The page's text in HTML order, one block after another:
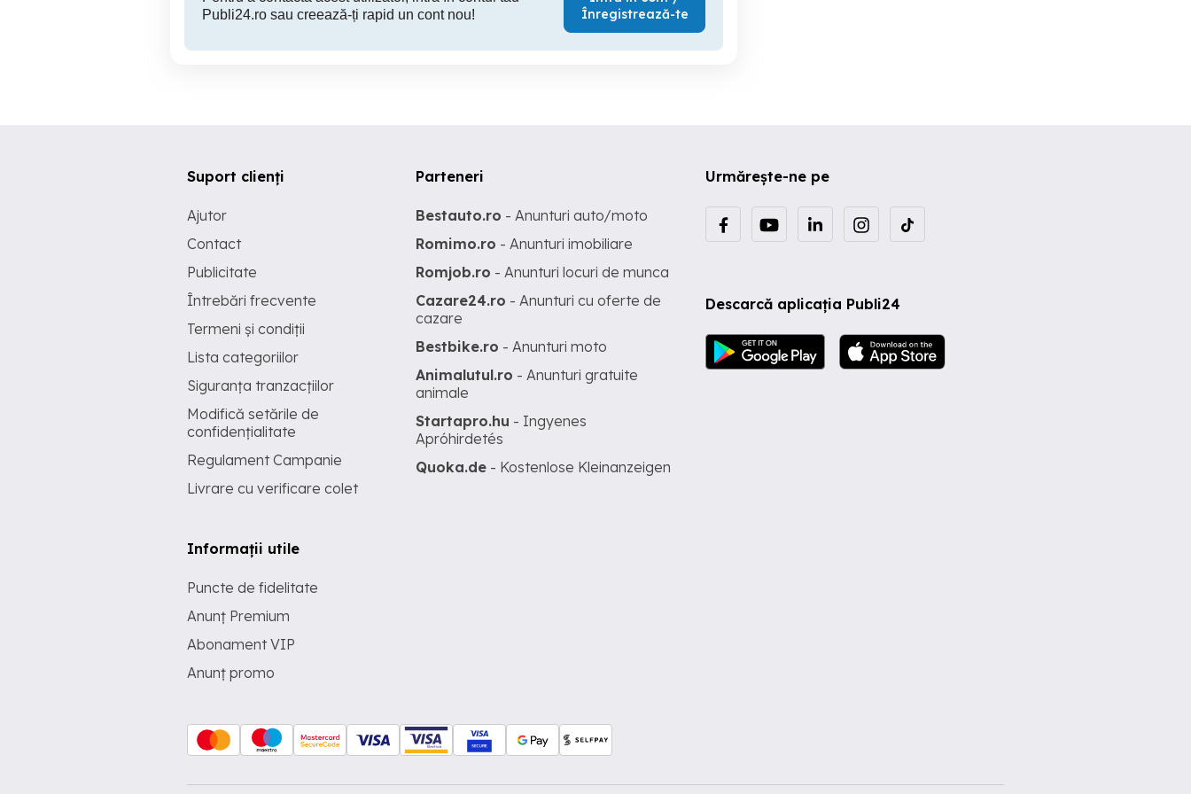
Publi24.ro sau creează-ți rapid un cont nou!
Înregistrează-te
Urmărește-ne pe
Descarcă aplicația Publi24
Suport clienți
Ajutor
Contact
Publicitate
Întrebări frecvente
Termeni și condiții
Lista categoriilor
Siguranța tranzacțiilor
Modifică setările de
confidențialitate
Regulament Campanie
Livrare cu verificare colet
Informații utile
Puncte de fidelitate
Anunț Premium
Abonament VIP
Anunț promo
Parteneri
Bestauto.ro - Anunturi auto/moto
Romimo.ro - Anunturi imobiliare
Romjob.ro - Anunturi locuri de munca
Cazare24.ro - Anunturi cu oferte de
cazare
Bestbike.ro - Anunturi moto
Animalutul.ro - Anunturi gratuite
animale
Startapro.hu - Ingyenes
Apróhirdetés
Quoka.de - Kostenlose Kleinanzeigen